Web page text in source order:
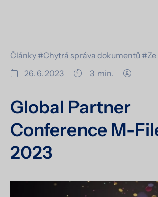
Články #Chytrá správa dokumentů #Ze
26. 6. 2023
3 min.
Global Partner
Conference M-
2023